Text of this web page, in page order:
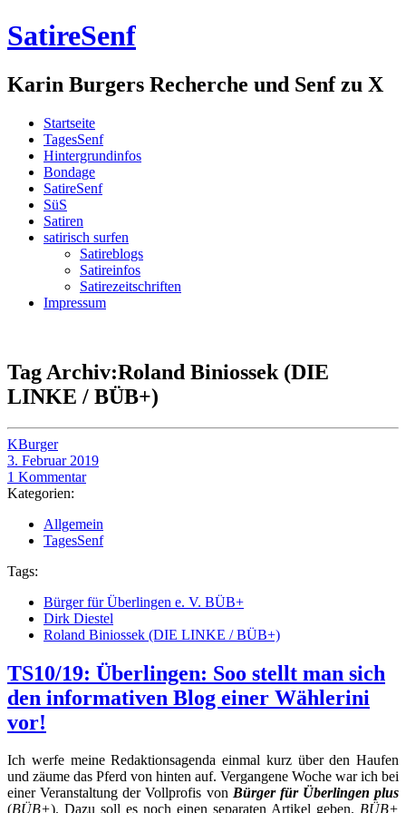
SatireSenf
Karin Burgers Recherche und Senf zu X
Startseite
TagesSenf
Hintergrundinfos
Bondage
SatireSenf
SüS
Satiren
satirisch surfen
Satireblogs
Satireinfos
Satirezeitschriften
Impressum
Tag Archiv:Roland Biniossek (DIE
LINKE / BÜB+)
KBurger
3. Februar 2019
1 Kommentar
Kategorien:
Allgemein
TagesSenf
Tags:
Bürger für Überlingen e. V. BÜB+
Dirk Diestel
Roland Biniossek (DIE LINKE / BÜB+)
TS10/19: Überlingen: Soo stellt man sich
den informativen Blog einer Wählerini
vor!
Ich werfe meine Redaktionsagenda einmal kurz über den Haufen
und zäume das Pferd von hinten auf. Vergangene Woche war ich bei
einer Veranstaltung der Vollprofis von Bürger für Überlingen plus
(BÜB+). Dazu soll es noch einen separaten Artikel geben. BÜB+